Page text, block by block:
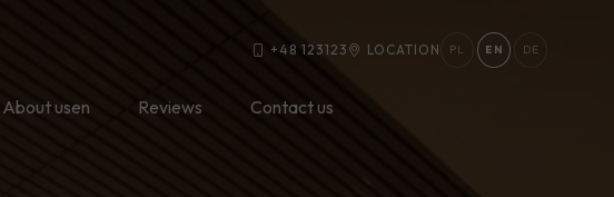
+48 123123 LOCATION PL EN DE
About usen Reviews Contact us